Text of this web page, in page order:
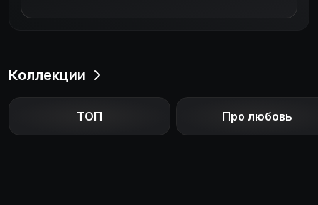
Коллекции
ТОП Про любовь